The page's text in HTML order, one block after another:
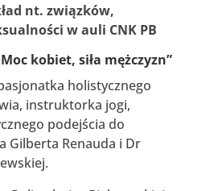
nt. związków,
w auli CNK PB
kobiet, siła mężczyzn”
holistycznego
instruktorka jogi,
podejścia do
Gilberta Renauda i Dr